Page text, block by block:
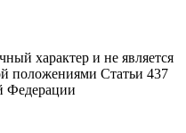
характер и не является
положениями Статьи 437
Федерации